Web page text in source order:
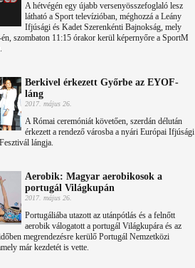
A hétvégén egy újabb versenyösszefoglaló lesz
látható a Sport televízióban, méghozzá a Leány
Ifjúsági és Kadet Szerenkénti Bajnokság, mely
szombaton 11:15 órakor kerül képernyőre a SportM
Berkivel érkezett Győrbe az EYOF-
láng
2017. május 26.
A Római ceremóniát követően, szerdán délután
érkezett a rendező városba a nyári Európai Ifjúsági
lángja.
Aerobik: Magyar aerobikosok a
portugál Világkupán
2017. május 26.
Portugáliába utazott az utánpótlás és a felnőtt
aerobik válogatott a portugál Világkupára és az
megrendezésre kerülő Portugál Nemzetközi
már kezdetét is vette.